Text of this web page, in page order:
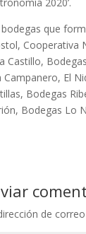
que
Cooperativa
Castillo,
Campanero, El
Bodegas
Bodegas Lo
de